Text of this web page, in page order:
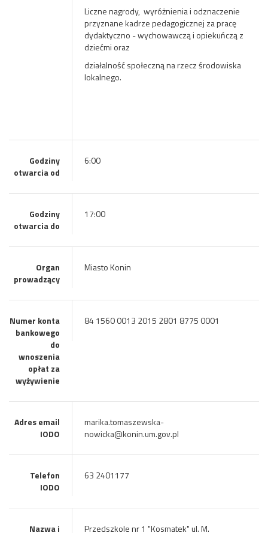
Liczne nagrody, wyróżnienia i odznaczenie
przyznane kadrze pedagogicznej za pracę
dydaktyczno - wychowawczą i opiekuńczą z
dziećmi oraz
działalność społeczną na rzecz środowiska
lokalnego.
Godziny
otwarcia od
6:00
Godziny
otwarcia do
17:00
Organ
prowadzący
Miasto Konin
Numer konta
bankowego
do
wnoszenia
opłat za
wyżywienie
84 1560 0013 2015 2801 8775 0001
Adres email
IODO
marika.tomaszewska-
nowicka@konin.um.gov.pl
Telefon
IODO
63 2401177
Nazwa i Przedszkole nr 1 "Kosmatek" ul. M.